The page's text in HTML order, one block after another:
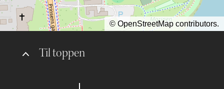
Til toppen
© OpenStreetMap contributors.